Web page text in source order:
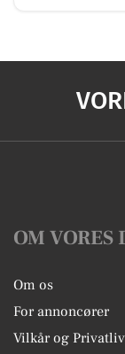
OM VORES
Om os
For annoncører
Vilkår og